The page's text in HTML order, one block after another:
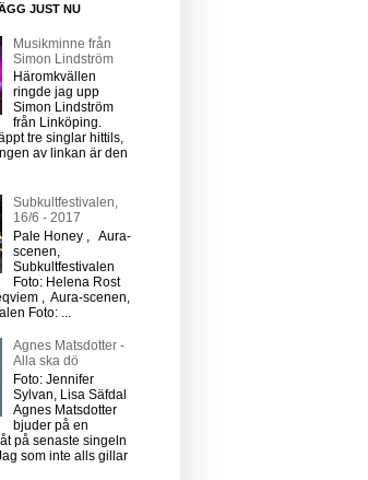
JUST NU
Musikminne från
Simon Lindström
Häromkvällen
ringde jag upp
Simon Lindström
från Linköping.
tre singlar hittils,
av linkan är den
Subkultfestivalen,
16/6 - 2017
Pale Honey , Aura-
scenen,
Subkultfestivalen
Foto: Helena Rost
, Aura-scenen,
Foto: ...
Agnes Matsdotter -
Alla ska dö
Foto: Jennifer
Sylvan, Lisa Säfdal
Agnes Matsdotter
bjuder på en
på senaste singeln
som inte alls gillar